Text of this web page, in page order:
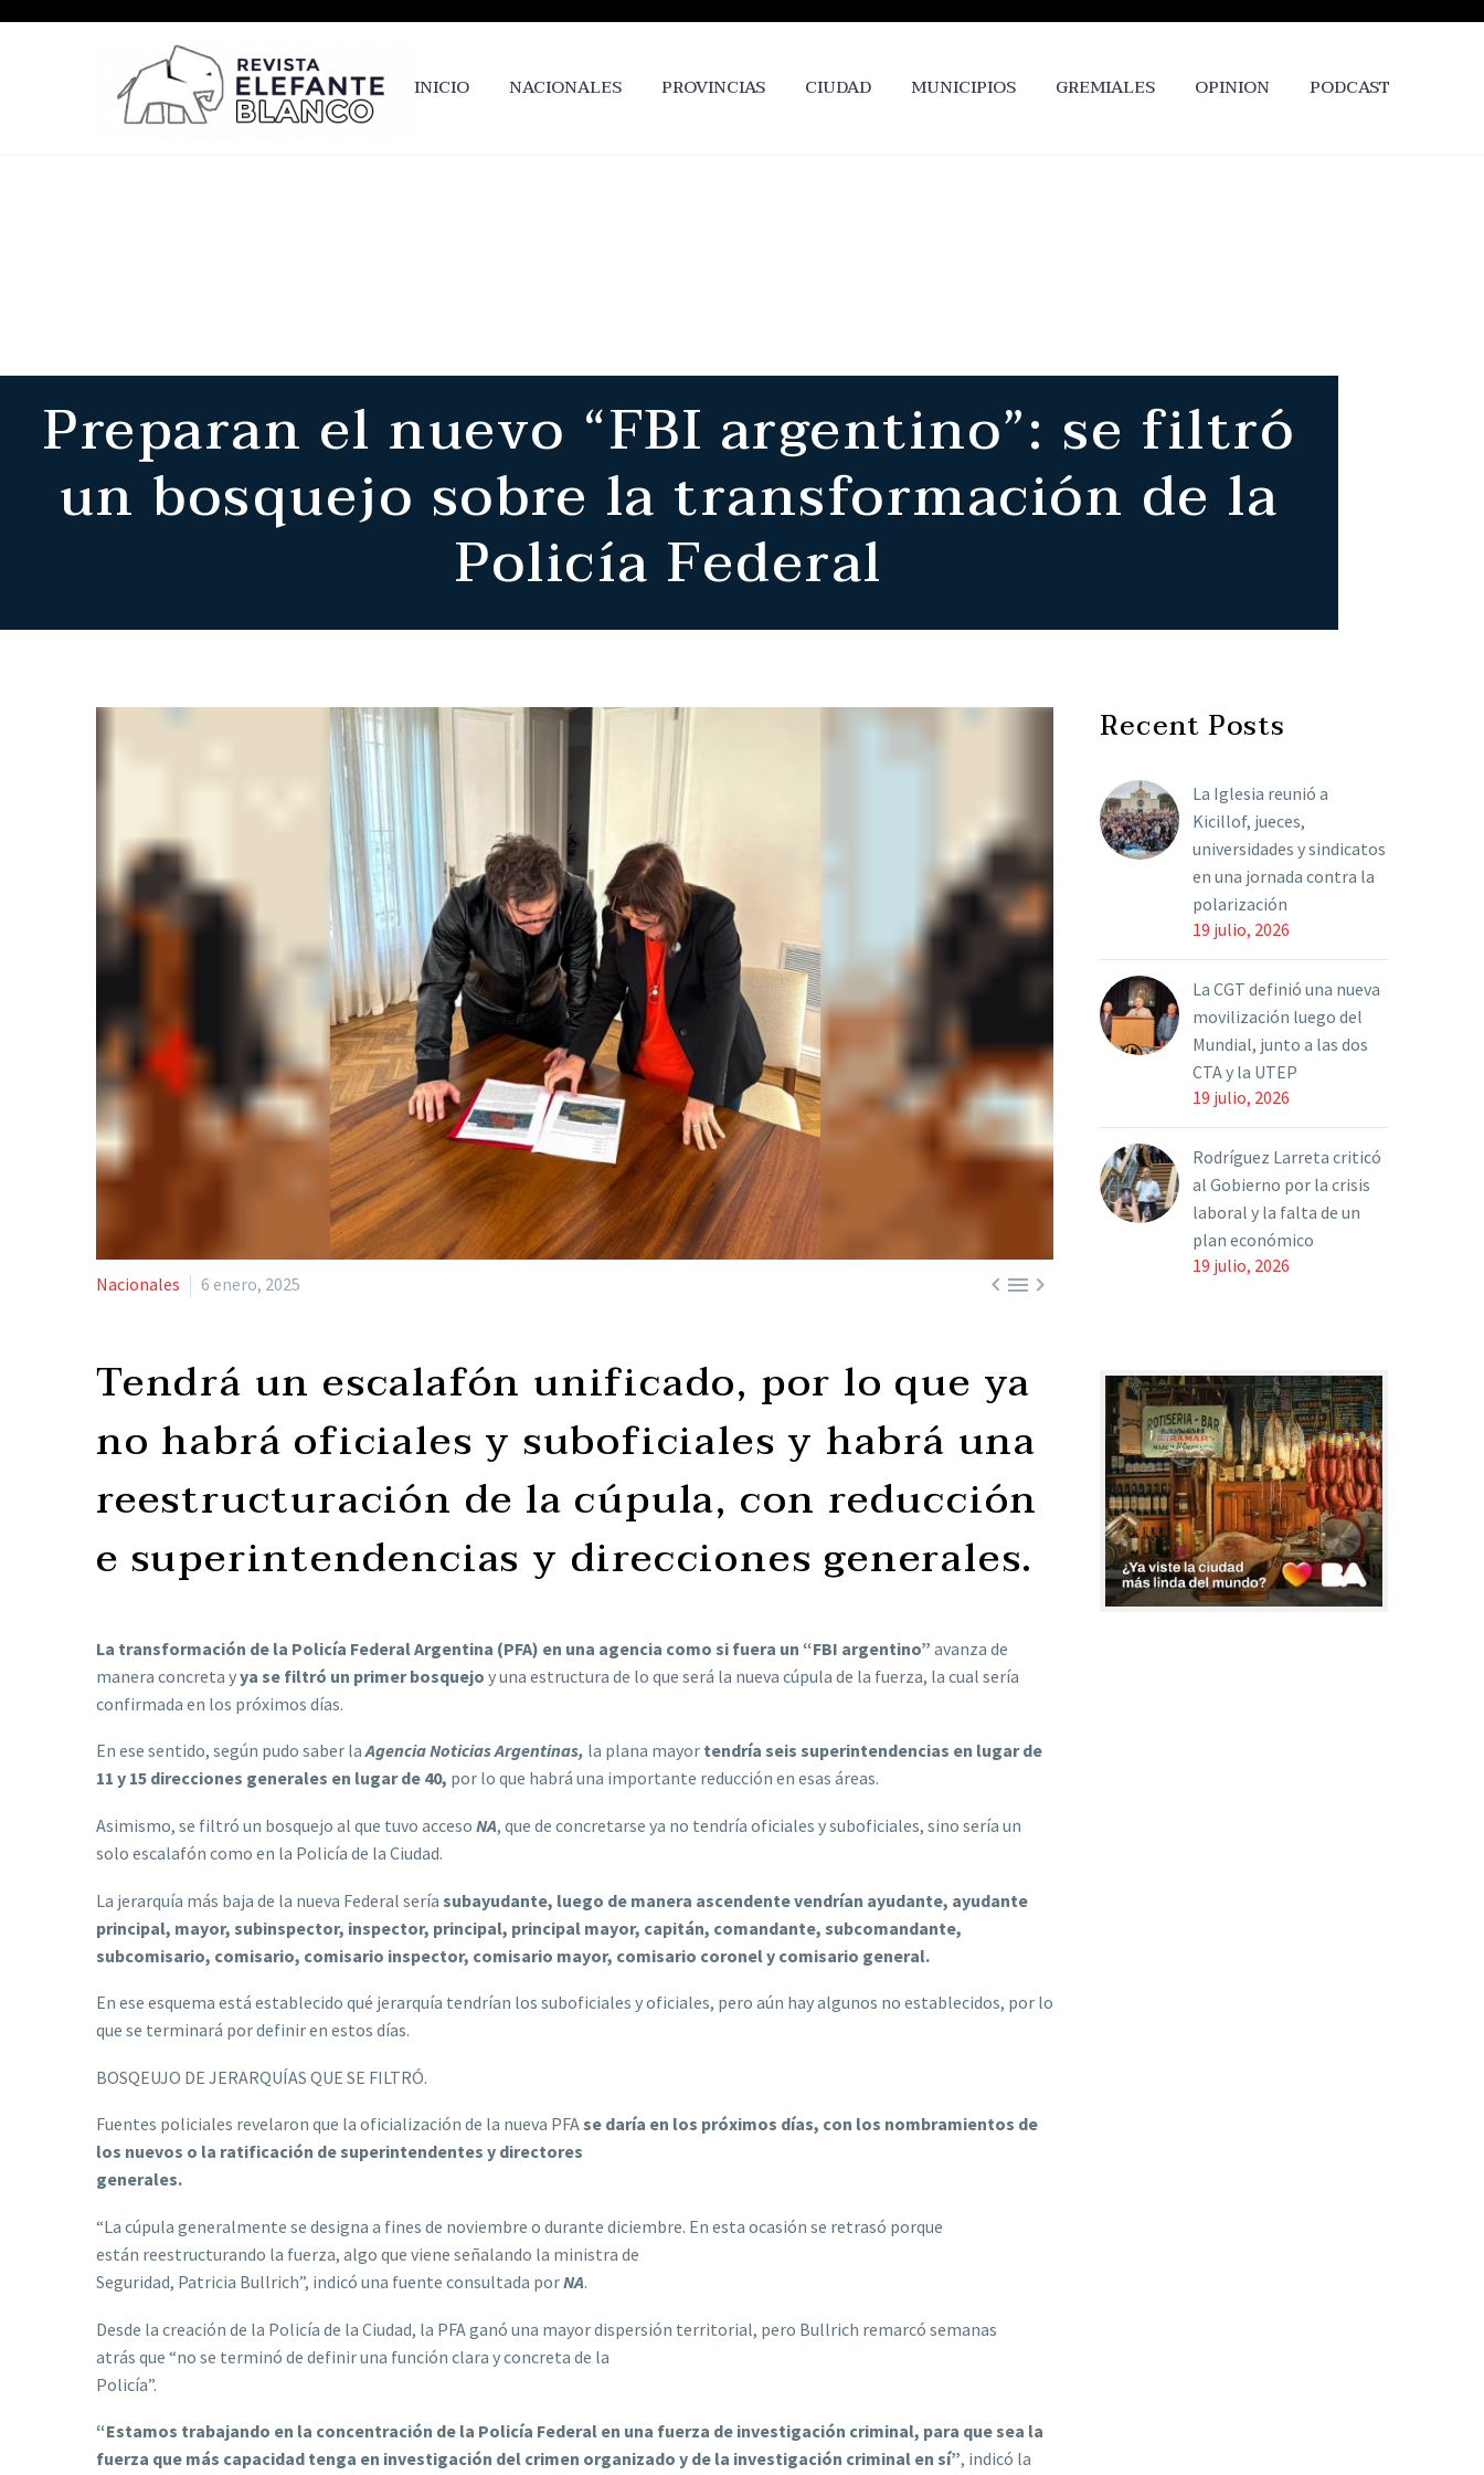
INICIO NACIONALES PROVINCIAS CIUDAD MUNICIPIOS GREMIALES OPINION PODCAST
Preparan el nuevo “FBI argentino”: se filtró
un bosquejo sobre la transformación de la
Policía Federal

Nacionales 6 enero, 2025
Tendrá un escalafón unificado, por lo que ya
no habrá oficiales y suboficiales y habrá una
reestructuración de la cúpula, con reducción
e superintendencias y direcciones generales.
La transformación de la Policía Federal Argentina (PFA) en una agencia como si fuera un “FBI argentino” avanza de
manera concreta yya se filtró un primer bosquejo y una estructura de lo que será la nueva cúpula de la fuerza, la cual sería
confirmada en los próximos días.
En ese sentido, según pudo saber laAgencia Noticias Argentinas, la plana mayor tendría seis superintendencias en lugar de
11 y 15 direcciones generales en lugar de 40, por lo que habrá una importante reducción en esas áreas.
Asimismo, se filtró un bosquejo al que tuvo acceso NA, que de concretarse ya no tendría oficiales y suboficiales, sino sería un
solo escalafón como en la Policía de la Ciudad.
La jerarquía más baja de la nueva Federal sería subayudante, luego de manera ascendente vendrían ayudante, ayudante
principal, mayor, subinspector, inspector, principal, principal mayor, capitán, comandante, subcomandante,
subcomisario, comisario, comisario inspector, comisario mayor, comisario coronel y comisario general.
En ese esquema está establecido qué jerarquía tendrían los suboficiales y oficiales, pero aún hay algunos no establecidos, por lo
que se terminará por definir en estos días.
BOSQEUJO DE JERARQUÍAS QUE SE FILTRÓ.
Fuentes policiales revelaron que la oficialización de la nueva PFAse daría en los próximos días, con los nombramientos de
los nuevos o la ratificación de superintendentes y directores
generales.
“La cúpula generalmente se designa a fines de noviembre o durante diciembre. En esta ocasión se retrasó porque
están reestructurando la fuerza, algo que viene señalando la ministra de
Seguridad, Patricia Bullrich”, indicó una fuente consultada porNA.
Desde la creación de la Policía de la Ciudad, la PFA ganó una mayor dispersión territorial, pero Bullrich remarcó semanas
atrás que “no se terminó de definir una función clara y concreta de la
Policía”.
“Estamos trabajando en la concentración de la Policía Federal en una fuerza de investigación criminal, para que sea la
fuerza que más capacidad tenga en investigación del crimen organizado y de la investigación criminal en sí”, indicó la
Recent Posts
La Iglesia reunió a
Kicillof, jueces,
universidades y sindicatos
en una jornada contra la
polarización
19 julio, 2026
La CGT definió una nueva
movilización luego del
Mundial, junto a las dos
CTA y la UTEP
19 julio, 2026
Rodríguez Larreta criticó
al Gobierno por la crisis
laboral y la falta de un
plan económico
19 julio, 2026